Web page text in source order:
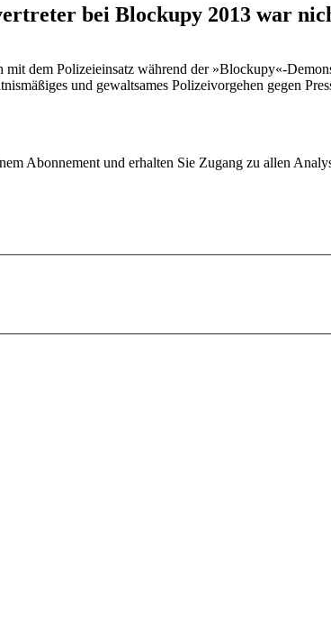
bei Blockupy 2013 war
dem Polizeieinsatz während der »Blockupy«-
und gewaltsames Polizeivorgehen gegen
Abonnement und erhalten Sie Zugang zu allen